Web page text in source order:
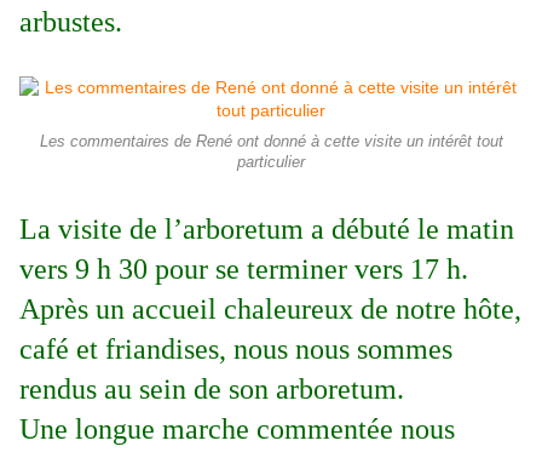
arbustes.
Les commentaires de René ont donné à cette visite un intérêt tout
particulier
La visite de l’arboretum a débuté le matin
vers 9 h 30 pour se terminer vers 17 h.
Après un accueil chaleureux de notre hôte,
café et friandises, nous nous sommes
rendus au sein de son arboretum.
Une longue marche commentée nous